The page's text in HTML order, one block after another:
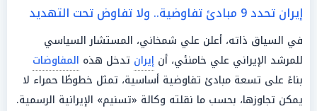
إيران تحدد 9 مبادئ تفاوضية.. ولا تفاوض تحت التهديد
في السياق ذاته، أعلن علي شمخاني، المستشار السياسي
للمرشد الإيراني علي خامنئي، أن إيران تدخل هذه المفاوضات
بناءً على تسعة مبادئ تفاوضية أساسية، تمثل خطوطًا حمراء لا
يمكن تجاوزها، بحسب ما نقلته وكالة «تسنيم» الإيرانية الرسمية.